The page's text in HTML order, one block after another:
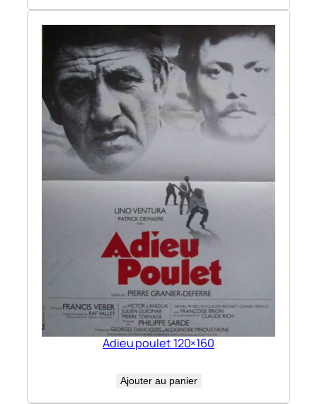
Adieu poulet 120×160
Ajouter au panier